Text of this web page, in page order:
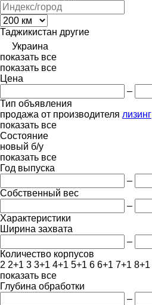
Таджикистан другие
Украина
показать все
показать все
Цена
–
Тип объявления
продажа от производителя лизинг
показать все
Состояние
новый б/у
показать все
Год выпуска
–
Собственный вес
–
Характеристики
Ширина захвата
–
Количество корпусов
2 2+1 3 3+1 4+1 5+1 6 6+1 7+1 8+1
показать все
Глубина обработки
–